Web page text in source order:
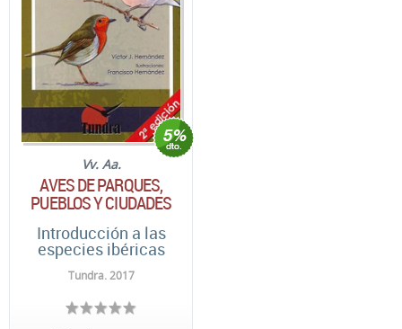
Vv. Aa.
AVES DE PARQUES,
PUEBLOS Y CIUDADES
Introducción a las
especies ibéricas
Tundra. 2017